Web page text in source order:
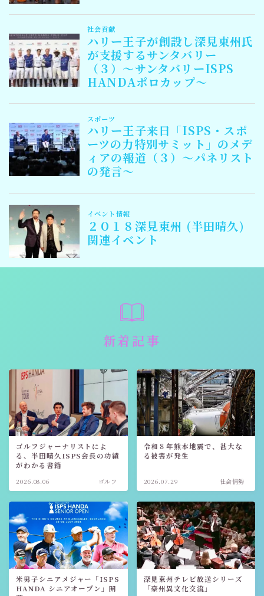
Follow Me
新着記事
ゴルフジャーナリストによ
る、半田晴久ISPS会長の功績
がわかる書籍
2026.08.06 ゴルフ
令和８年熊本地震で、甚大な
る被害が発生
2026.07.29 社会情勢
米男子シニアメジャー「ISPS
HANDA シニアオープン」開
深見東州テレビ放送シリーズ
「豪州異文化交流」